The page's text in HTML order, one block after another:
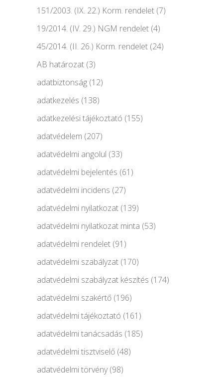
151/2003. (IX. 22.) Korm. rendelet (7)
19/2014. (IV. 29.) NGM rendelet (4)
45/2014. (II. 26.) Korm. rendelet (24)
AB határozat (3)
adatbiztonság (12)
adatkezelés (138)
adatkezelési tájékoztató (155)
adatvédelem (207)
adatvédelmi angolul (33)
adatvédelmi bejelentés (61)
adatvédelmi incidens (27)
adatvédelmi nyilatkozat (139)
adatvédelmi nyilatkozat minta (53)
adatvédelmi rendelet (91)
adatvédelmi szabályzat (170)
adatvédelmi szabályzat készítés (174)
adatvédelmi szakértő (196)
adatvédelmi tájékoztató (161)
adatvédelmi tanácsadás (185)
adatvédelmi tisztviselő (48)
adatvédelmi törvény(98)